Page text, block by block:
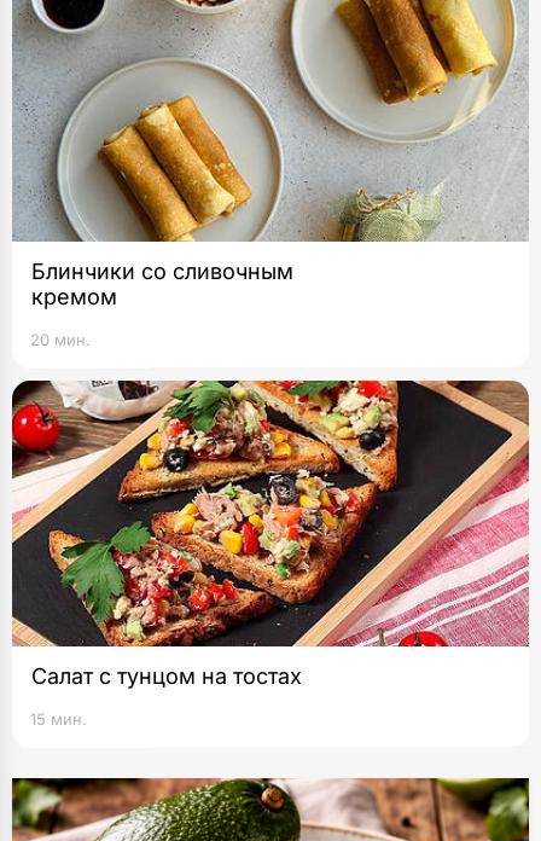
Блинчики со сливочным
кремом
20 мин.
Салат с тунцом на тостах
15 мин.